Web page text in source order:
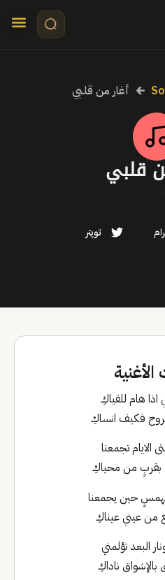
🡰 أغار من قلبي
قلبي
تويتر
اذا هام للقياكِ
فكيف انساكِ
الايام تجمعنا
بقربٍ من محياكِ
حين يجمعنا
من عيني عيناكِ
البعد تؤلمني
بالإشواق ناداكِ